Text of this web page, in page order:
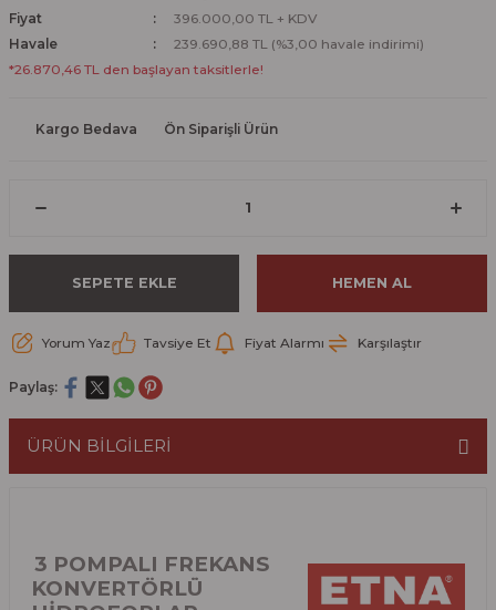
Fiyat
396.000,00 TL + KDV
Havale
239.690,88 TL (%3,00 havale indirimi)
*26.870,46 TL den başlayan taksitlerle!
Kargo Bedava Ön Siparişli Ürün
SEPETE EKLE HEMEN AL
Yorum Yaz Tavsiye Et Fiyat Alarmı Karşılaştır
Paylaş:
ÜRÜN BİLGİLERİ
3 POMPALI FREKANS
KONVERTÖRLÜ